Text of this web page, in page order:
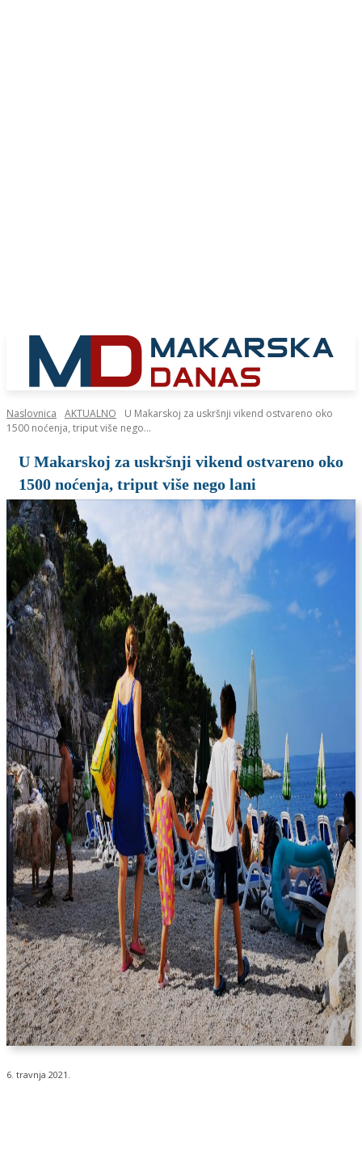
Naslovnica AKTUALNO
U Makarskoj za uskršnji vikend ostvareno oko
1500 noćenja, triput više nego...
U Makarskoj za uskršnji vikend ostvareno oko
1500 noćenja, triput više nego lani
6. travnja 2021.